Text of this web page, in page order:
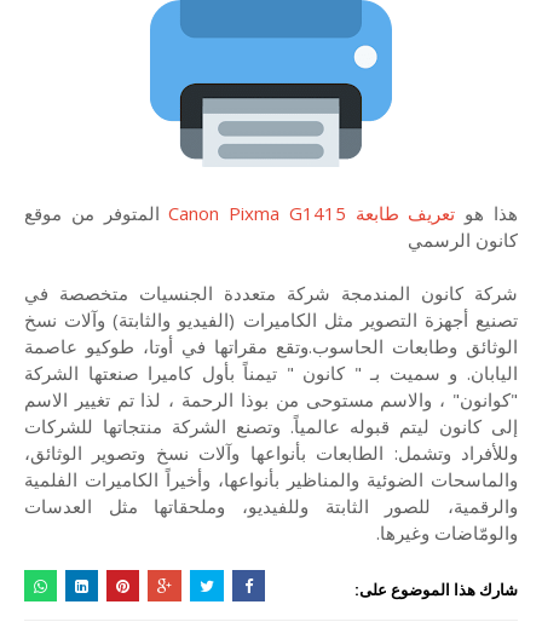
هذا هو تعريف طابعة Canon Pixma G1415
المتوفر من موقع
كانون الرسمي
شركة كانون المندمجة شركة متعددة الجنسيات متخصصة في
تصنيع أجهزة التصوير مثل الكاميرات (الفيديو والثابتة) وآلات نسخ
الوثائق وطابعات الحاسوب.وتقع مقراتها في أوتا، طوكيو عاصمة
اليابان. و سميت بـ " كانون " تيمناً بأول كاميرا صنعتها الشركة
"كوانون" ، والاسم مستوحى من بوذا الرحمة ، لذا تم تغيير الاسم
إلى كانون ليتم قبوله عالمياً. وتصنع الشركة منتجاتها للشركات
وللأفراد وتشمل: الطابعات بأنواعها وآلات نسخ وتصوير الوثائق،
والماسحات الضوئية والمناظير بأنواعها، وأخيراً الكاميرات الفلمية
والرقمية، للصور الثابتة وللفيديو، وملحقاتها مثل العدسات
والومّاضات وغيرها.
شارك هذا الموضوع على: